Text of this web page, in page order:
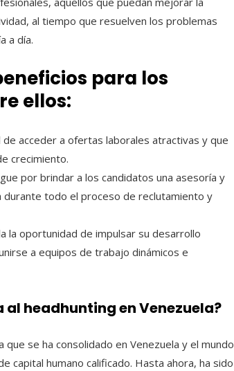
al tiempo que resuelven los problemas
a día.
para los
ellos:
acceder a ofertas laborales atractivas y que
crecimiento.
por brindar a los candidatos una asesoría y
durante todo el proceso de reclutamiento y
la oportunidad de impulsar su desarrollo
a equipos de trabajo dinámicos e
al headhunting en Venezuela?
que se ha consolidado en Venezuela y el mundo
capital humano calificado. Hasta ahora, ha sido